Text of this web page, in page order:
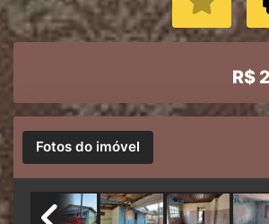
R$
Fotos do imóvel